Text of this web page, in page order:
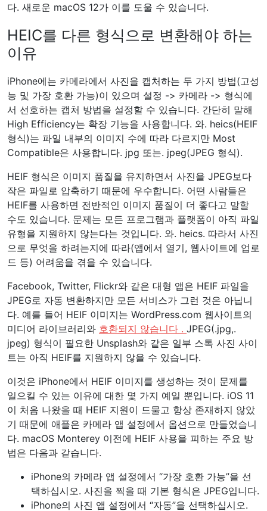
이미지를 여는 데 정기적으로 문제가 발생하는 경우. 가장
쉬운 해결책은 파일을 더 호환 가능한 형식으로 변환하는 것
입니다. Mac에서 Photos 및 Preview와 같은 앱을 사용하면
프로세스가 더 쉬워지지만 macOS Monterey는 프로세스를
단순화하여 더 이상 앱을 열 필요조차 없습니다.
iOS 11부터 Apple은 iPhone의 카메라 앱으로 촬영한 이미
지에 대해 HEIF 이미지 형식을 지원합니다. 이들은 사용하
는 사진 유형입니다. 와. heics는 macOS High Sierra 이후
Mac에서 실행되어 왔지만 여전히 고효율 이미지 파일 형식
을 완전히 지원하지 않는 앱 개발자 및 타사 장치가 있습니
다. 새로운 macOS 12가 이를 도울 수 있습니다.
HEIC를 다른 형식으로 변환해야 하는
이유
iPhone에는 카메라에서 사진을 캡처하는 두 가지 방법(고성
서 선호하는 캡처 방법을 설정할 수 있습니다. 간단히 말해
High Efficiency는 확장 기능을 사용합니다. 와. heics(HEIF
형식)는 파일 내부의 이미지 수에 따라 다르지만 Most
Compatible은 사용합니다. jpg 또는. jpeg(JPEG 형식).
HEIF 형식은 이미지 품질을 유지하면서 사진을 JPEG보다
HEIF를 사용하면 전반적인 이미지 품질이 더 좋다고 말할
수도 있습니다. 문제는 모든 프로그램과 플랫폼이 아직 파일